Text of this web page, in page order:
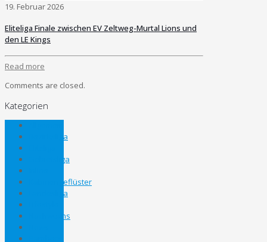
19. Februar 2026
Eliteliga Finale zwischen EV Zeltweg-Murtal Lions und
den LE Kings
Read more
Comments are closed.
Kategorien
Bezirksliga
Gebietsliga
Kabinengeflüster
Landesliga
Nachwuchs